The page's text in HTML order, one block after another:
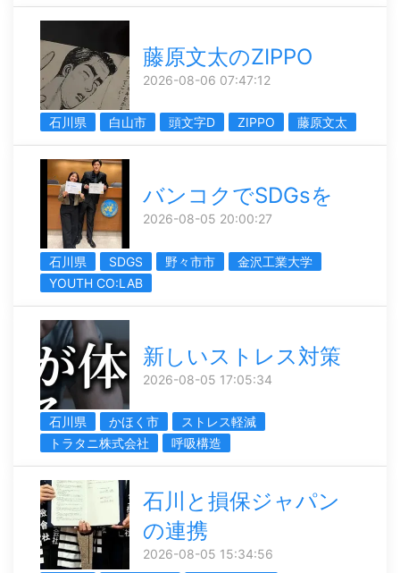
藤原文太のZIPPO
2026-08-06 07:47:12
石川県 白山市 頭文字D ZIPPO 藤原文太
バンコクでSDGsを
2026-08-05 20:00:27
石川県 SDGS 野々市市
金沢工業大学
YOUTH CO:LAB
新しいストレス対策
2026-08-05 17:05:34
石川県 かほく市
ストレス軽減
トラタニ株式会社
呼吸構造
石川と損保ジャパン
の連携
2026-08-05 15:34:56